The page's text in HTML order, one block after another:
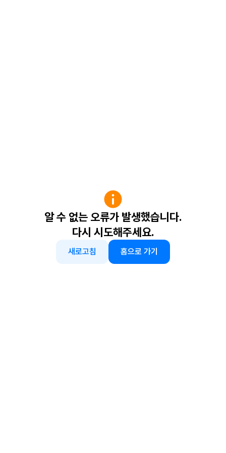
알 수 없는 오류가 발생했습니다.
다시 시도해주세요.
새로고침 홈으로 가기